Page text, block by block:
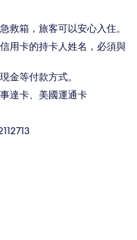
救箱，旅客可以安心入住。
用卡的持卡人姓名，必須與
金等付款方式。
達卡、美國運通卡